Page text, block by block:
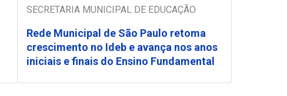
SECRETARIA MUNICIPAL DE EDUCAÇÃO
Rede Municipal de São Paulo retoma
crescimento no Ideb e avança nos anos
iniciais e finais do Ensino Fundamental